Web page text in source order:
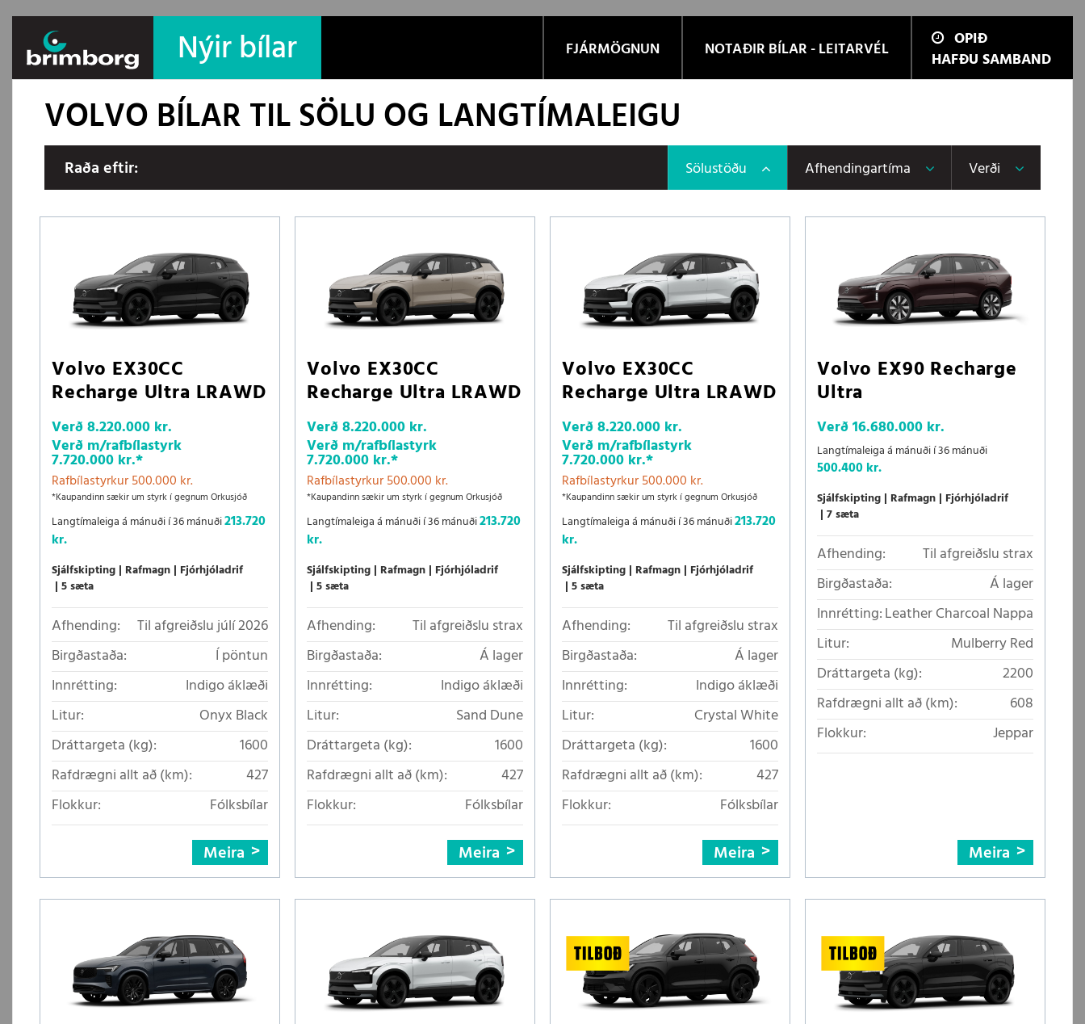
Nýir bílar FJÁRMÖGNUN NOTAÐIR BÍLAR - LEITARVÉL
OPIÐ
HAFÐU SAMBAND
VOLVO BÍLAR TIL SÖLU OG LANGTÍMALEIGU
Raða eftir: Sölustöðu Afhendingartíma Verði
Volvo EX30CC
Recharge Ultra LRAWD
Verð8.220.000 kr.
Verð m/rafbílastyrk
7.720.000 kr.*
Rafbílastyrkur 500.000 kr.
*Kaupandinn sækir um styrk í gegnum Orkusjóð
Langtímaleiga á mánuði í 36 mánuði213.720
kr.
Sjálfskipting Rafmagn Fjórhjóladrif
5 sæta
Afhending:
Til afgreiðslu júlí 2026
Birgðastaða:
Í pöntun
Innrétting:
Indigo áklæði
Litur:
Onyx Black
Dráttargeta (kg):
1600
Rafdrægni allt að (km):
427
Flokkur:
Fólksbílar
Meira
Volvo EX30CC
Recharge Ultra LRAWD
Verð8.220.000 kr.
Verð m/rafbílastyrk
7.720.000 kr.*
Rafbílastyrkur 500.000 kr.
*Kaupandinn sækir um styrk í gegnum Orkusjóð
Langtímaleiga á mánuði í 36 mánuði213.720
kr.
Sjálfskipting Rafmagn Fjórhjóladrif
5 sæta
Afhending:
Til afgreiðslu strax
Birgðastaða:
Á lager
Innrétting:
Indigo áklæði
Litur:
Sand Dune
Dráttargeta (kg):
1600
Rafdrægni allt að (km):
427
Flokkur:
Fólksbílar
Meira
Volvo EX30CC
Recharge Ultra LRAWD
Verð8.220.000 kr.
Verð m/rafbílastyrk
7.720.000 kr.*
Rafbílastyrkur 500.000 kr.
*Kaupandinn sækir um styrk í gegnum Orkusjóð
Langtímaleiga á mánuði í 36 mánuði213.720
kr.
Sjálfskipting Rafmagn Fjórhjóladrif
5 sæta
Afhending:
Til afgreiðslu strax
Birgðastaða:
Á lager
Innrétting:
Indigo áklæði
Litur:
Crystal White
Dráttargeta (kg):
1600
Rafdrægni allt að (km):
427
Flokkur:
Fólksbílar
Meira
Volvo EX90 Recharge
Ultra
Verð16.680.000 kr.
Langtímaleiga á mánuði í 36 mánuði
500.400 kr.
Sjálfskipting Rafmagn Fjórhjóladrif
7 sæta
Afhending:
Til afgreiðslu strax
Birgðastaða:
Á lager
Innrétting:Leather Charcoal Nappa
Litur:
Mulberry Red
Dráttargeta (kg):
2200
Rafdrægni allt að (km):
608
Flokkur:
Jeppar
Meira